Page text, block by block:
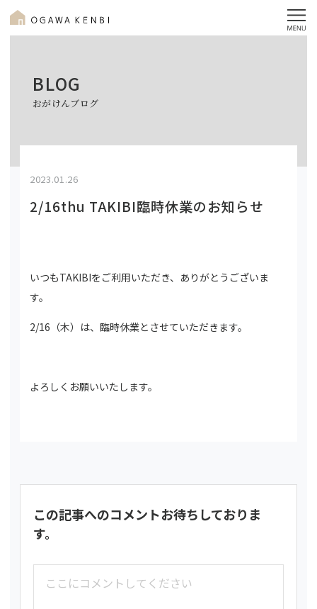
BLOG
おがけんブログ
2023.01.26
2/16thu TAKIBI臨時休業のお知らせ
いつもTAKIBIをご利用いただき、ありがとうございま
す。
2/16（木）は、臨時休業とさせていただきます。
よろしくお願いいたします。
この記事へのコメントお待ちしておりま
す。